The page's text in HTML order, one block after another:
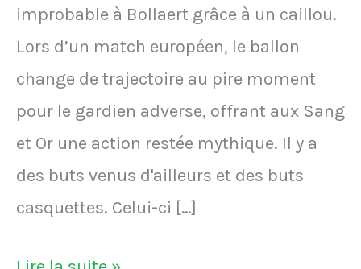
improbable à Bollaert grâce à un caillou.
Lors d’un match européen, le ballon
change de trajectoire au pire moment
pour le gardien adverse, offrant aux Sang
et Or une action restée mythique. Il y a
des buts venus d'ailleurs et des buts
casquettes. Celui-ci […]